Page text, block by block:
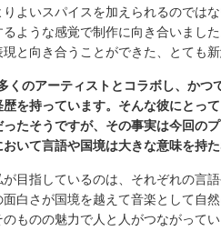
りよいスパイスを加えられるのでは
るような感覚で制作に向き合いまし
現と向き合うことができた、とても
のアーティストとコラボし、かつ
を持っています。そんな彼にとっ
たそうですが、その事実は今回の
いて言語や国境は大きな意味を持
目指しているのは、それぞれの言
白さが国境を越えて音楽として自
のものの魅力で人と人がつながって